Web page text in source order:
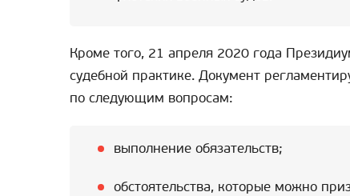
Кроме того, 21 апреля 2020 года
судебной практике. Документ
по следующим вопросам:
выполнение обязательств;
обстоятельства, которые можно